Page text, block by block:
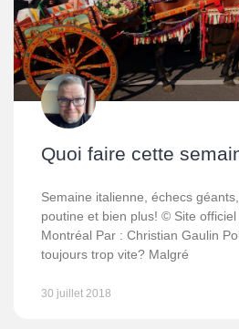
Quoi faire cette
Semaine italienne, échecs
poutine et bien plus! © Site
Montréal Par : Christian Gaulin
toujours trop vite? Malgré
30 juillet 2018